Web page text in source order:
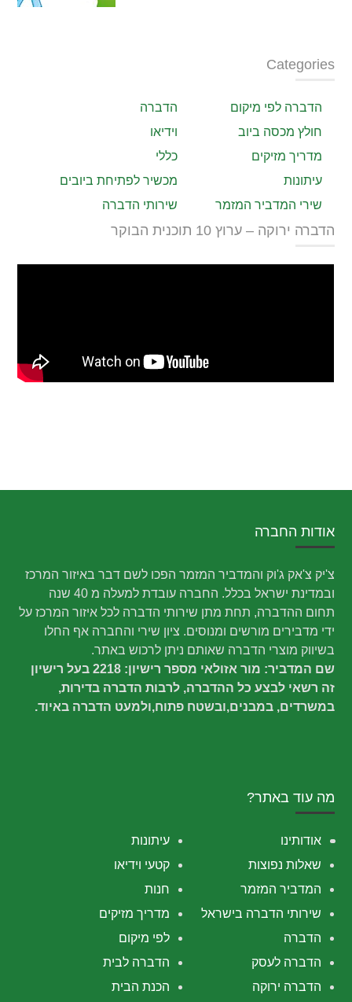
Categories
הדברה
הדברה לפי מיקום
וידיאו
חולץ מכסה ביוב
כללי
מדריך מזיקים
מכשיר לפתיחת ביובים
עיתונות
שירותי הדברה
שירי המדביר המזמר
הדברה ירוקה – ערוץ 10 תוכנית הבוקר
אודות החברה
צ'יק צ'אק ג'וק והמדביר המזמר הפכו לשם דבר באיזור המרכז
ובמדינת ישראל בכלל. החברה עובדת למעלה מ 40 שנה
תחום ההדברה, תחת מתן שירותי הדברה לכל איזור המרכז על
ידי מדבירים מורשים ומנוסים. ציון שירי והחברה אף החלו
בשיווק מוצרי הדברה שאותם ניתן לרכוש באתר.
שם המדביר: מור אזולאי מספר רישיון: 2218 בעל רישיון
זה רשאי לבצע כל ההדברה, לרבות הדברה בדירות,
במשרדים, במבנים,ובשטח פתוח,ולמעט הדברה באיוד.
מה עוד באתר?
עיתונות
אודותינו
קטעי וידיאו
שאלות נפוצות
חנות
המדביר המזמר
מדריך מזיקים
שירותי הדברה בישראל
לפי מיקום
הדברה
הדברה לבית
הדברה לעסק
הכנת הבית
הדברה ירוקה